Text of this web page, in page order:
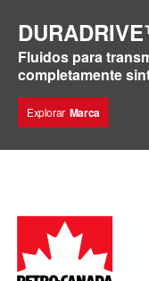
Fluidos para
completamente
Explorar Marca